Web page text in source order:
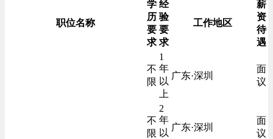
职位名称
学
历
要
求
经
验
要
求
工作地区
薪
资
待
遇
不
限
1
年
以
上
广东·深圳
面
议
不
限
2
年
以
广东·深圳
面
议